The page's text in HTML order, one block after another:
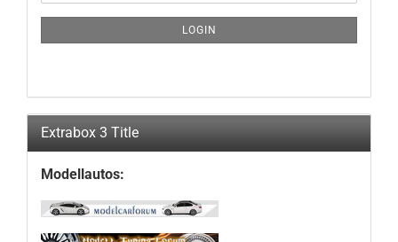
PAGE
LOGIN
Extrabox 3 Title
Modellautos: